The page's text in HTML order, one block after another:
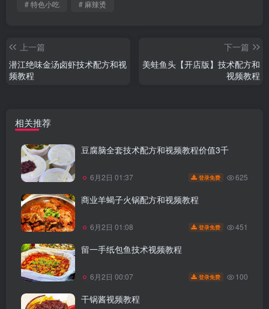
# 特色小吃 # 麻辣烫
上一篇
潜江绝味金汤卤虾技术配方和视
频教程
下一篇
美蛙鱼头【开店版】技术配方和
视频教程
相关推荐
豆腐脑全套技术配方和视频教程价值3千
6月2日 01:37 登录免费 625
商业羊蝎子火锅配方和视频教程
6月2日 01:08 登录免费 451
留一手纸包鱼技术视频教程
6月2日 00:07 登录免费 100
干锅酱视频教程